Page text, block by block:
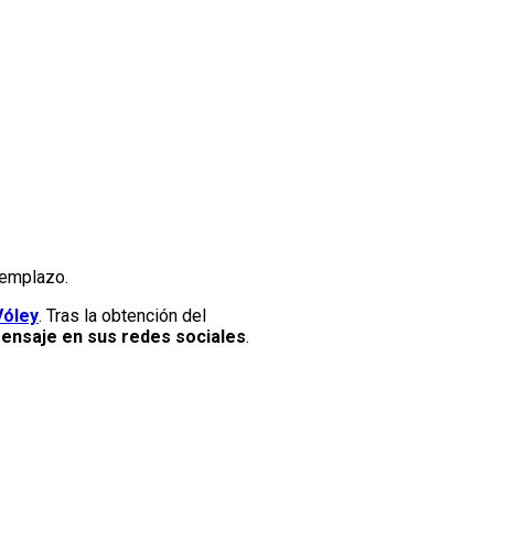
. Tras la obtención del
en sus redes sociales.